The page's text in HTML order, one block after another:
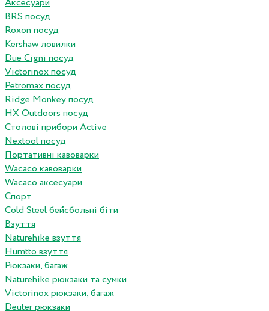
Аксесуари
BRS посуд
Roxon посуд
Kershaw ловилки
Due Cigni посуд
Victorinox посуд
Petromax посуд
Ridge Monkey посуд
HX Outdoors посуд
Столові прибори Active
Nextool посуд
Портативні кавоварки
Wacaco кавоварки
Wacaco аксесуари
Спорт
Cold Steel бейсбольні біти
Взуття
Naturehike взуття
Humtto взуття
Рюкзаки, багаж
Naturehike рюкзаки та сумки
Victorinox рюкзаки, багаж
Deuter рюкзаки